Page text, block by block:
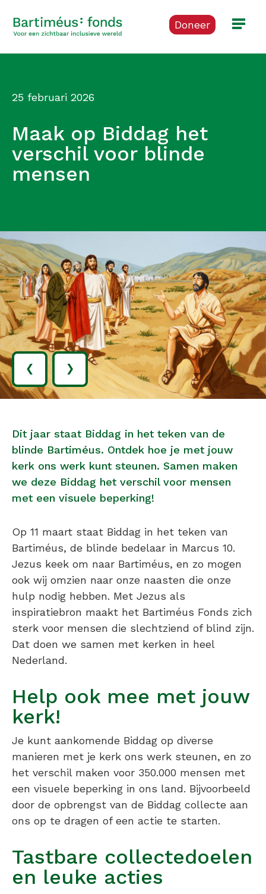
Doneer
Maak op Biddag het
verschil voor blinde
mensen
25 februari 2026
‹ ›
Dit jaar staat Biddag in het teken van de
blinde Bartiméus. Ontdek hoe je met jouw
kerk ons werk kunt steunen. Samen maken
we deze Biddag het verschil voor mensen
met een visuele beperking!
Op 11 maart staat Biddag in het teken van
Bartiméus, de blinde bedelaar in Marcus 10.
Jezus keek om naar Bartiméus, en zo mogen
ook wij omzien naar onze naasten die onze
hulp nodig hebben. Met Jezus als
inspiratiebron maakt het Bartiméus Fonds zich
sterk voor mensen die slechtziend of blind zijn.
Dat doen we samen met kerken in heel
Nederland.
Help ook mee met jouw
kerk!
Je kunt aankomende Biddag op diverse
manieren met je kerk ons werk steunen, en zo
het verschil maken voor 350.000 mensen met
een visuele beperking in ons land. Bijvoorbeeld
door de opbrengst van de Biddag collecte aan
ons op te dragen of een actie te starten.
Tastbare collectedoelen
en leuke acties